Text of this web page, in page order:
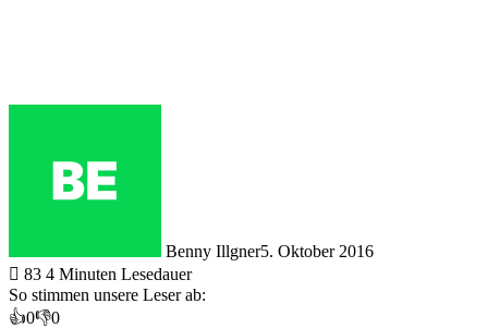
Benny Illgner5. Oktober 2016
83 4 Minuten Lesedauer
So stimmen unsere Leser ab:
👍0👎0